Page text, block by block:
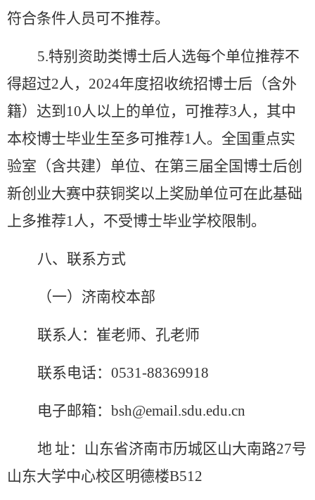
符合条件人员可不推荐。
5.特别资助类博士后人选每个单位推荐不
得超过2 人， 2024年度招收统招博士后（含外
籍）达到 10 人以上的单位，可推荐3 人，其中
本校博士毕业生至多可推荐1 人。全国重点实
验室（含共建）单位、在第三届全国博士后创
新创业大赛中获铜奖以上奖励单位可在此基础
上多推荐1 人，不受博士毕业学校限制。
八、联系方式
（一）济南校本部
联系人：崔老师、孔老师
联系电话： 0531-88369918
电子邮箱： bsh@email.sdu.edu.cn
地址：山东省济南市历城区山大南路27号
山东大学中心校区明德楼B512